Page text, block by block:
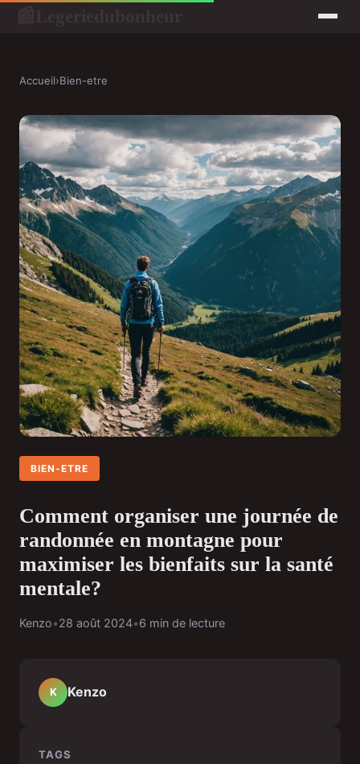
Accueil›Bien-etre
BIEN-ETRE
Comment organiser une journée de
randonnée en montagne pour
maximiser les bienfaits sur la santé
mentale?
Kenzo•28 août 2024•6 min de lecture
K Kenzo
TAGS